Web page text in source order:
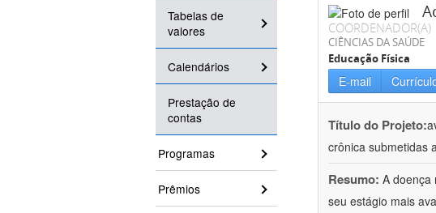
Tabelas de
valores
Calendários
Prestação de
contas
Programas
Prêmios
COORDENADOR(A)
CIÊNCIAS DA SAÚDE
Educação Física
E-mail
Título do Projeto:
crônica submetidas
Resumo: A doença
seu estágio mais